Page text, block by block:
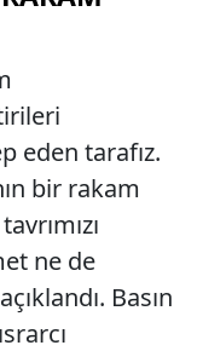
eden tarafız.
bir rakam
ne de
Basın